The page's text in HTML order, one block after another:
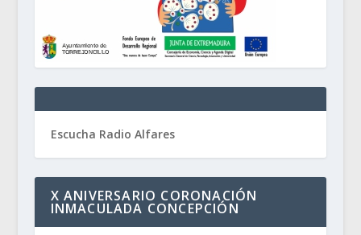
Escucha Radio Alfares
X ANIVERSARIO CORONACIÓN
INMACULADA CONCEPCIÓN